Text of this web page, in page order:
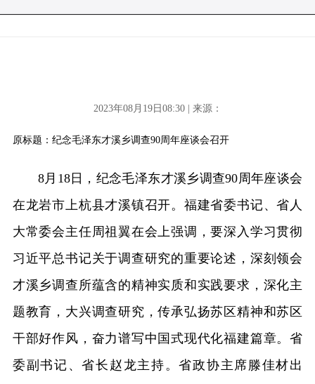
2023年08月19日08:30 | 来源：
原标题：纪念毛泽东才溪乡调查90周年座谈会召开
8月18日，纪念毛泽东才溪乡调查90周年座谈会
在龙岩市上杭县才溪镇召开。福建省委书记、省人
大常委会主任周祖翼在会上强调，要深入学习贯彻
习近平总书记关于调查研究的重要论述，深刻领会
才溪乡调查所蕴含的精神实质和实践要求，深化主
题教育，大兴调查研究，传承弘扬苏区精神和苏区
干部好作风，奋力谱写中国式现代化福建篇章。省
委副书记、省长赵龙主持。省政协主席滕佳材出